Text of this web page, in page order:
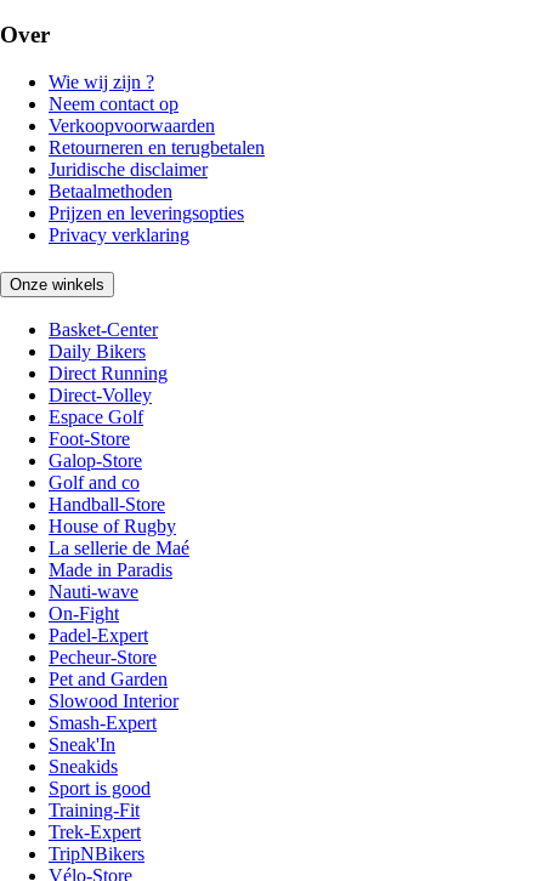
Over
Wie wij zijn ?
Neem contact op
Verkoopvoorwaarden
Retourneren en terugbetalen
Juridische disclaimer
Betaalmethoden
Prijzen en leveringsopties
Privacy verklaring
Onze winkels
Basket-Center
Daily Bikers
Direct Running
Direct-Volley
Espace Golf
Foot-Store
Galop-Store
Golf and co
Handball-Store
House of Rugby
La sellerie de Maé
Made in Paradis
Nauti-wave
On-Fight
Padel-Expert
Pecheur-Store
Pet and Garden
Slowood Interior
Smash-Expert
Sneak'In
Sneakids
Sport is good
Training-Fit
Trek-Expert
TripNBikers
Vélo-Store